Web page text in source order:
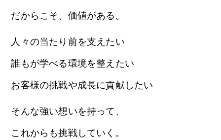
だからこそ、価値がある。
人々の当たり前を支えたい
誰もが学べる環境を整えたい
お客様の挑戦や成長に貢献したい
そんな強い想いを持って、
これからも挑戦していく。